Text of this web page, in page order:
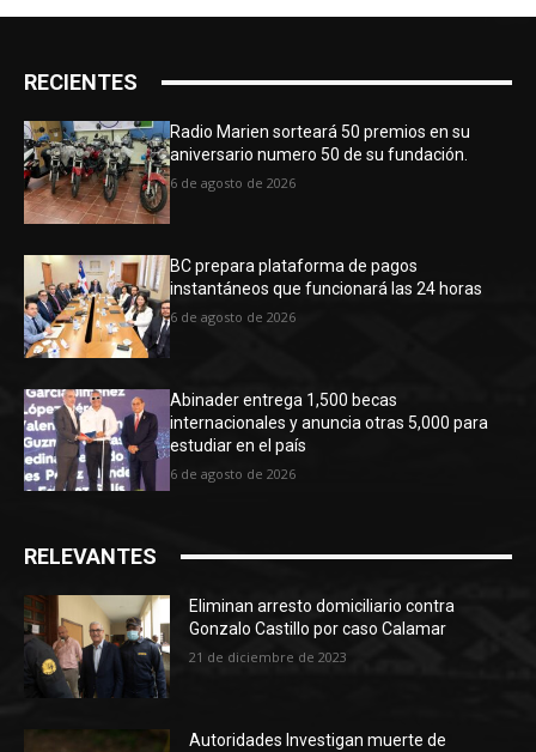
RECIENTES
Radio Marien sorteará 50 premios en su
aniversario numero 50 de su fundación.
6 de agosto de 2026
BC prepara plataforma de pagos
instantáneos que funcionará las 24 horas
6 de agosto de 2026
Abinader entrega 1,500 becas
internacionales y anuncia otras 5,000 para
estudiar en el país
6 de agosto de 2026
RELEVANTES
Eliminan arresto domiciliario contra
Gonzalo Castillo por caso Calamar
21 de diciembre de 2023
Autoridades Investigan muerte de